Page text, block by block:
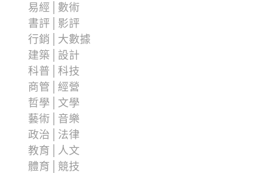
易經│數術
書評│影評
行銷│大數據
建築│設計
科普│科技
商管│經營
哲學│文學
藝術│音樂
政治│法律
教育│人文
體育│競技